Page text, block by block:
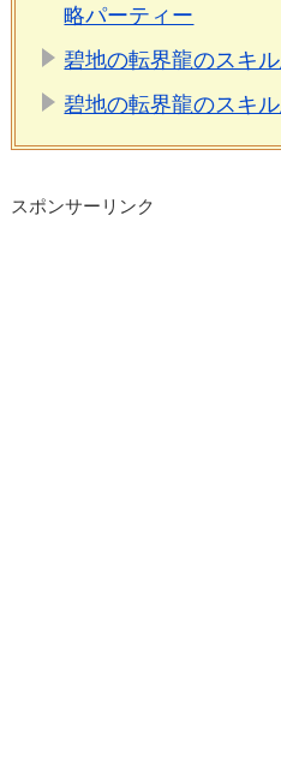
略パーティー
碧地の転界龍のスキ
碧地の転界龍のスキ
スポンサーリンク